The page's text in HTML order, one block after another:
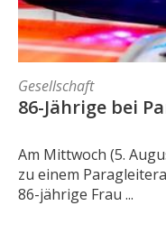
Gesellschaft
86-Jährige bei
Am Mittwoch (5.
zu einem
86-jährige Frau ...